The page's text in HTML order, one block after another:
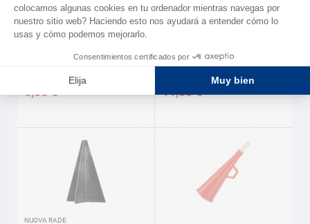
5,50 € 11,80 €
NUOVA RADE